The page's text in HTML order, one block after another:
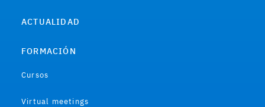
ACTUALIDAD
FORMACIÓN
Cursos
Virtual meetings